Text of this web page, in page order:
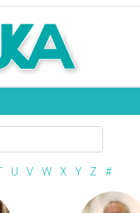
U V W X Y Z #